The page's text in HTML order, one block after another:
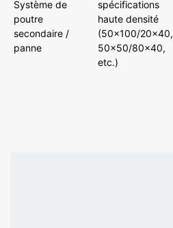
Système de
poutre
secondaire /
panne
spécifications
haute densité
(50×100/20×40,
50×50/80×40,
etc.)